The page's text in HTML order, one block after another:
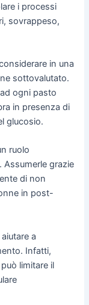
i processi
sovrappeso,
in una
sottovalutato.
ogni pasto
in presenza di
glucosio.
ruolo
Assumerle grazie
di non
in post-
a
Infatti,
limitare il